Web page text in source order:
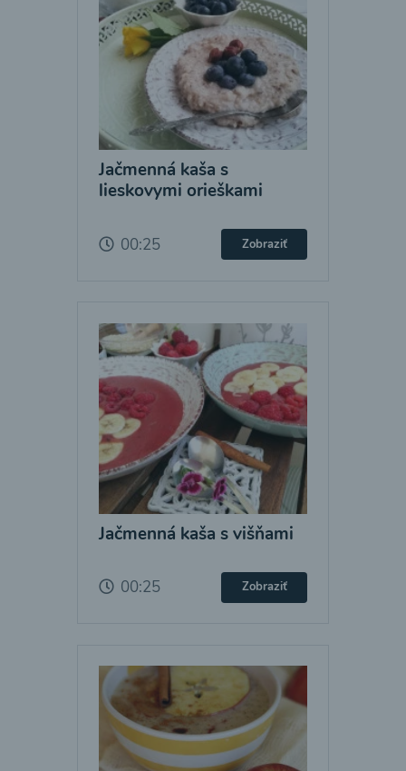
Jačmenná kaša s
lieskovymi orieškami
00:25 Zobraziť
Jačmenná kaša s višňami
00:25 Zobraziť